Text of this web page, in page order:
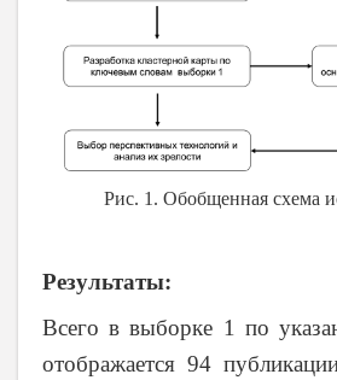
Рис. 1. Обобщенная схема
Результаты:
Всего в выборке 1 по
отображается 94